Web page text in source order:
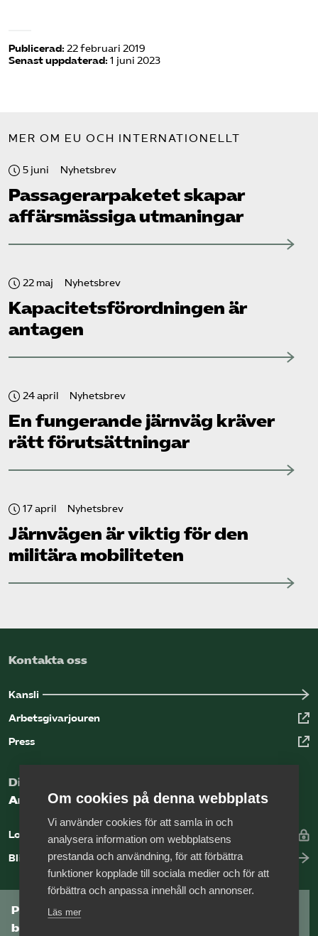
Publicerad: 22 februari 2019
Senast uppdaterad: 1 juni 2023
MER OM EU OCH INTERNATIONELLT
5 juni Nyhetsbrev
Passagerarpaketet skapar
affärsmässiga utmaningar
22 maj Nyhetsbrev
Kapacitets­förordningen är
antagen
24 april Nyhetsbrev
En fungerande järnväg kräver
rätt förutsättningar
17 april Nyhetsbrev
Järnvägen är viktig för den
militära mobiliteten
Kontakta oss
Kansli
Arbetsgivarjouren
Press
Digital kunskapsbank för arbetsgivare
Arbetsgivarguiden
Logga in
Bli medlem
Prenumerera på Tågföretagens
branschnyhetsbrev
Om cookies på denna webbplats
Vi använder cookies för att samla in och
analysera information om webbplatsens
prestanda och användning, för att förbättra
funktioner kopplade till sociala medier och för att
förbättra och anpassa innehåll och annonser.
Läs mer